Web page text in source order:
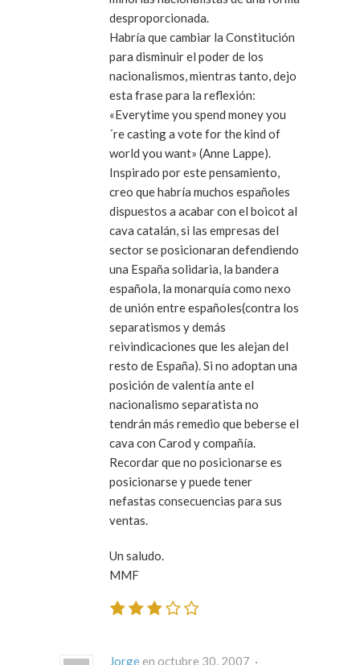
desproporcionada.
Habría que cambiar la Constitución
para disminuir el poder de los
nacionalismos, mientras tanto, dejo
esta frase para la reflexión:
«Everytime you spend money you
´re casting a vote for the kind of
world you want» (Anne Lappe).
Inspirado por este pensamiento,
creo que habría muchos españoles
dispuestos a acabar con el boicot al
cava catalán, si las empresas del
sector se posicionaran defendiendo
una España solidaria, la bandera
española, la monarquía como nexo
de unión entre españoles(contra los
separatismos y demás
reivindicaciones que les alejan del
resto de España). Si no adoptan una
posición de valentía ante el
nacionalismo separatista no
tendrán más remedio que beberse el
cava con Carod y compañía.
Recordar que no posicionarse es
posicionarse y puede tener
nefastas consecuencias para sus
ventas.
Un saludo.
MMF
Jorge
en octubre 30, 2007 ·